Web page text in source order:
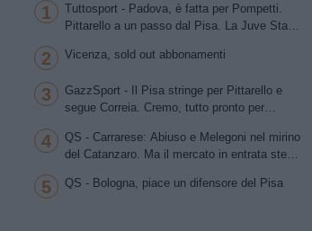
1
Tuttosport - Padova, è fatta per Pompetti.
Pittarello a un passo dal Pisa. La Juve Stabia
per la trequarti uno tra Chipperfield e Girma.
idea Antonini
2 Vicenza, sold out abbonamenti
3
GazzSport - Il Pisa stringe per Pittarello e
segue Correia. Cremo, tutto pronto per
portiere Vindahl
4
QS - Carrarese: Abiuso e Melegoni nel mirino
del Catanzaro. Ma il mercato in entrata stenta
5 QS - Bologna, piace un difensore del Pisa